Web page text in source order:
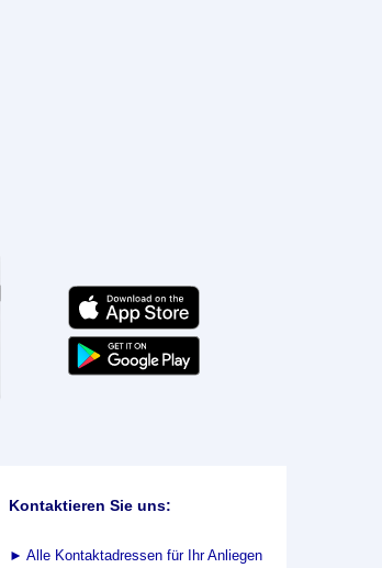
Kontaktieren Sie uns:
► Alle Kontaktadressen für Ihr Anliegen